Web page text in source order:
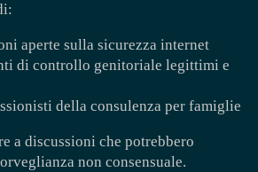
aperte sulla sicurezza internet
di controllo genitoriale legittimi e
della consulenza per famiglie
a discussioni che potrebbero
non consensuale.